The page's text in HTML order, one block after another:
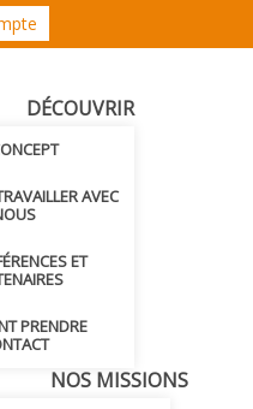
DÉCOUVRIR
AVEC
ET
PRENDRE
NOS MISSIONS